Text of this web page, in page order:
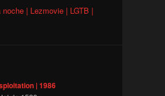
| Lezmovie | LGTB |
| 1986